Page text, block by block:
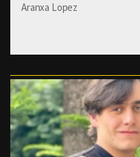
Aranxa Lopez